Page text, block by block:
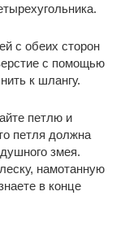
с обеих сторон
с помощью
к шлангу.
петлю и
петля должна
змея.
намотанную
в конце